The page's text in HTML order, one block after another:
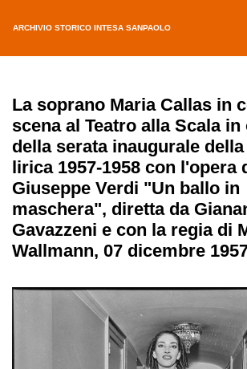
ARCHIVIO STORICO INTESA SANPAOLO
La soprano Maria Callas in
scena al Teatro alla Scala
della serata inaugurale
lirica 1957-1958 con l'opera
Giuseppe Verdi "Un ballo in
maschera", diretta da
Gavazzeni e con la regia di
Wallmann, 07 dicembre